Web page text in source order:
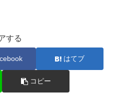
する
はてブ
コピー